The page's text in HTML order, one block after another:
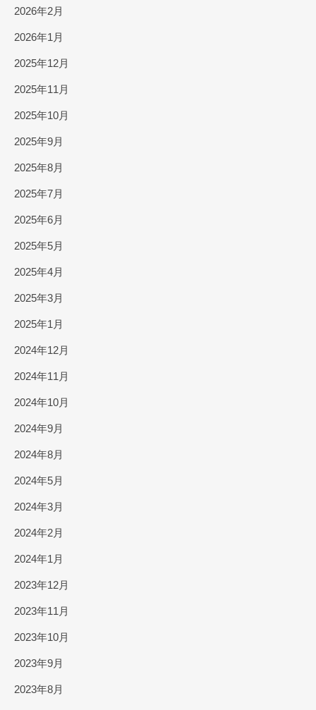
2026年2月
2026年1月
2025年12月
2025年11月
2025年10月
2025年9月
2025年8月
2025年7月
2025年6月
2025年5月
2025年4月
2025年3月
2025年1月
2024年12月
2024年11月
2024年10月
2024年9月
2024年8月
2024年5月
2024年3月
2024年2月
2024年1月
2023年12月
2023年11月
2023年10月
2023年9月
2023年8月